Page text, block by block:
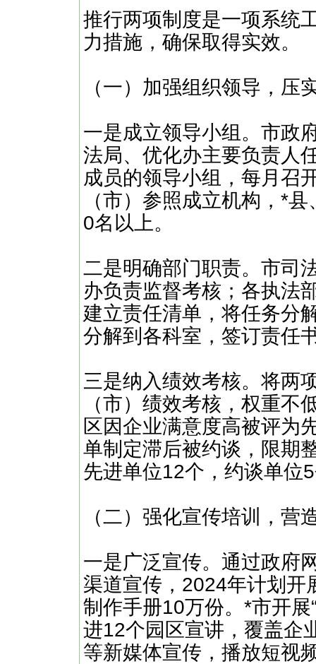
推行两项制度是一项系统
力措施，确保取得实效。
（一）加强组织领导，压
一是成立领导小组。市政
法局、优化办主要负责人
成员的领导小组，每月召
（市）参照成立机构，*
0名以上。
二是明确部门职责。市司
办负责监督考核；各执法
建立责任清单，将任务分
分解到各科室，签订责任
三是纳入绩效考核。将两
（市）绩效考核，权重不
区因企业满意度高被评为
单制定滞后被约谈，限期
先进单位12个，约谈单位
（二）强化宣传培训，营
一是广泛宣传。通过政府
渠道宣传，2024年计划开
制作手册10万份。*市开展
进12个园区宣讲，覆盖企
等新媒体宣传，播放短视